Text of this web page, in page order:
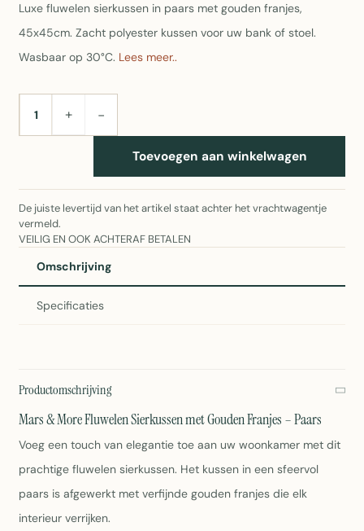
Luxe fluwelen sierkussen in paars met gouden franjes,
45x45cm. Zacht polyester kussen voor uw bank of stoel.
Wasbaar op 30°C. Lees meer..
AANTAL+ −
Toevoegen aan winkelwagen
De juiste levertijd van het artikel staat achter het vrachtwagentje
vermeld.
VEILIG EN OOK ACHTERAF BETALEN
Omschrijving
Specificaties
Productomschrijving
Mars & More Fluwelen Sierkussen met Gouden Franjes – Paars
Voeg een touch van elegantie toe aan uw woonkamer met dit
prachtige fluwelen sierkussen. Het kussen in een sfeervol
paars is afgewerkt met verfijnde gouden franjes die elk
interieur verrijken.